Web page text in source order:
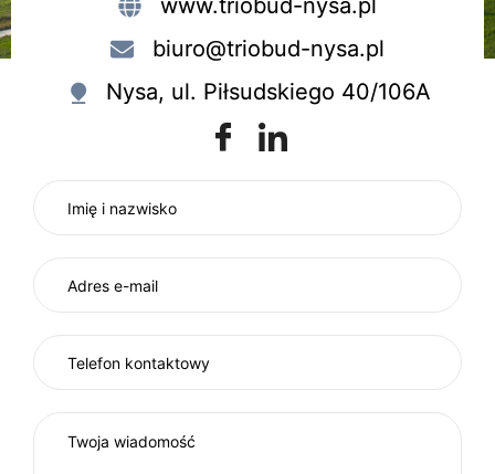
www.triobud-nysa.pl
biuro@triobud-nysa.pl
Nysa, ul. Piłsudskiego 40/106A